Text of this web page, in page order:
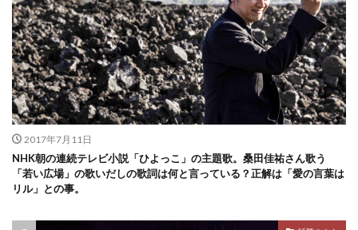
2017年7月11日
NHK朝の連続テレビ小説「ひよっこ」の主題歌。桑田佳祐さん歌う
「若い広場」の歌いだしの歌詞は何と言っている？正解は「愛の言葉は
リル」との事。